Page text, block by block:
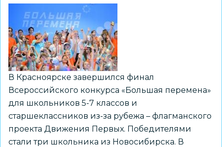
Северном
полюсе
В Красноярске завершился финал
Всероссийского конкурса «Большая перемена»
для школьников 5-7 классов и
старшеклассников из-за рубежа – флагманского
проекта Движения Первых. Победителями
стали три школьника из Новосибирска. В